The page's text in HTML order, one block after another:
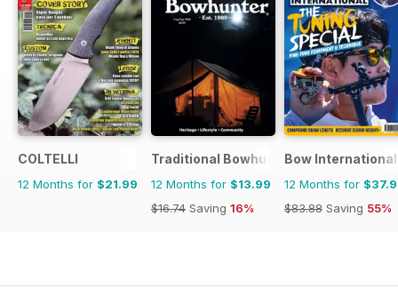
COLTELLI
12 Months for $21.99
Traditional Bowhunter Magazine
12 Months for $13.99
$16.74 Saving 16%
Bow International
12 Months for
$83.88 Saving 55%